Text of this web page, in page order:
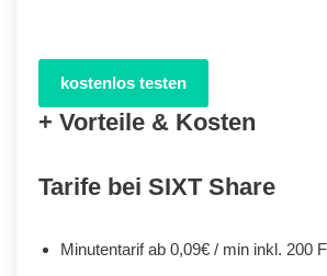
kostenlos testen
+ Vorteile & Kosten
Tarife bei SIXT Share
Minutentarif ab 0,09€ / min inkl. 200